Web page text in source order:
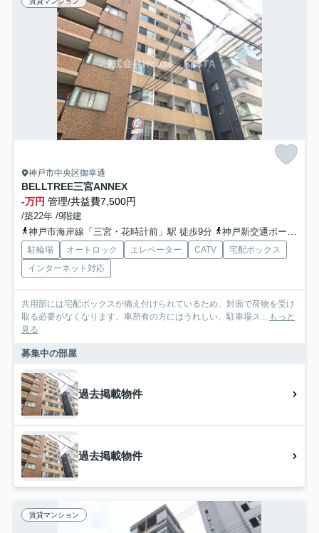
神戸市中央区御幸通
BELLTREE三宮ANNEX
-万円 管理/共益費7,500円
/築22年 /9階建
神戸市海岸線「三宮・花時計前」駅 徒歩9分
神戸新交通ポートアイランド線「貿易センター」駅 徒歩11分
駐輪場 オートロック エレベーター CATV
宅配ボックス
インターネット対応
共用部には宅配ボックスが備え付けられているため、対面で荷物を受け
取る必要がなくなります。車所有の方にはうれしい、駐車場ス... もっと
見る
募集中の部屋
過去掲載物件
過去掲載物件
賃貸マンション